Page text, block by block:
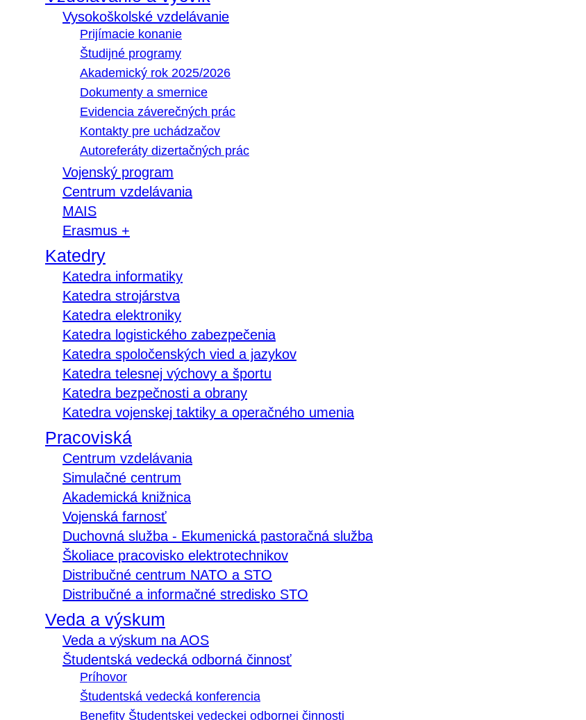
Vysokoškolské vzdelávanie
Prijímacie konanie
Študijné programy
Akademický rok 2025/2026
Dokumenty a smernice
Evidencia záverečných prác
Kontakty pre uchádzačov
Autoreferáty dizertačných prác
Vojenský program
Centrum vzdelávania
MAIS
Erasmus +
Katedry
Katedra informatiky
Katedra strojárstva
Katedra elektroniky
Katedra logistického zabezpečenia
Katedra spoločenských vied a jazykov
Katedra telesnej výchovy a športu
Katedra bezpečnosti a obrany
Katedra vojenskej taktiky a operačného umenia
Pracoviská
Centrum vzdelávania
Simulačné centrum
Akademická knižnica
Vojenská farnosť
Duchovná služba - Ekumenická pastoračná služba
Školiace pracovisko elektrotechnikov
Distribučné centrum NATO a STO
Distribučné a informačné stredisko STO
Veda a výskum
Veda a výskum na AOS
Študentská vedecká odborná činnosť
Príhovor
Študentská vedecká konferencia
Benefity Študentskej vedeckej odbornej činnosti